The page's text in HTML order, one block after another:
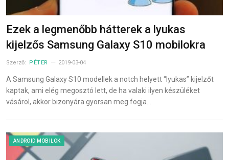
Ezek a legmenőbb hátterek a lyukas
kijelzős Samsung Galaxy S10 mobilokra
Szerző: PÉTER 2019-03-04
A Samsung Galaxy S10 modellek a notch helyett “lyukas” kijelzőt
kaptak, ami elég megosztó lett, de ha valaki ilyen készüléket
vásárol, akkor bizonyára gyorsan meg fogja…
ANDROID MOBILOK